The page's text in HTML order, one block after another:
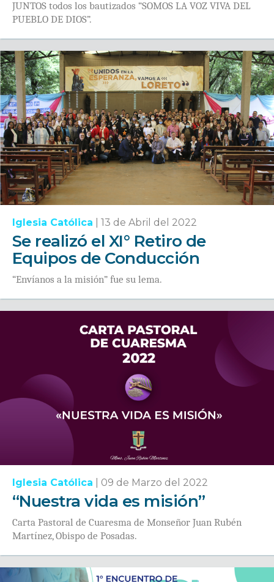
JUNTOS todos los bautizados “SOMOS LA VOZ VIVA DEL
PUEBLO DE DIOS”.
Iglesia Católica 13 de Abril del 2022
Se realizó el XI° Retiro de
Equipos de Conducción
“Envíanos a la misión” fue su lema.
Iglesia Católica 09 de Marzo del 2022
“Nuestra vida es misión”
Carta Pastoral de Cuaresma de Monseñor Juan Rubén
Martínez, Obispo de Posadas.